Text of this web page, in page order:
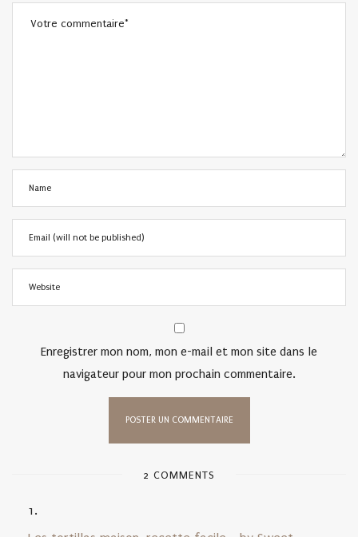
Enregistrer mon nom, mon e-mail et mon site dans le
navigateur pour mon prochain commentaire.
2 COMMENTS